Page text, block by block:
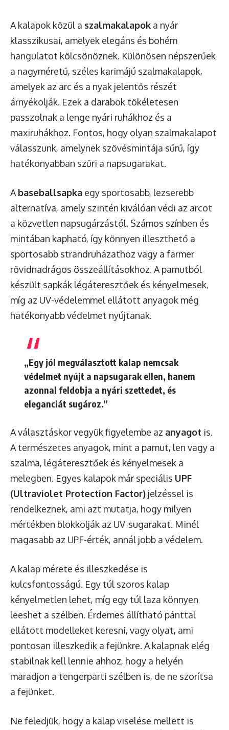
A kalapok közül a szalmakalapok a nyár
klasszikusai, amelyek elegáns és bohém
hangulatot kölcsönöznek. Különösen népszerűek
a nagyméretű, széles karimájú szalmakalapok,
amelyek az arc és a nyak jelentős részét
árnyékolják. Ezek a darabok tökéletesen
passzolnak a lenge nyári ruhákhoz és a
maxiruhákhoz. Fontos, hogy olyan szalmakalapot
válasszunk, amelynek szövésmintája sűrű, így
hatékonyabban szűri a napsugarakat.
Abaseballsapka egy sportosabb, lezserebb
alternatíva, amely szintén kiválóan védi az arcot
a közvetlen napsugárzástól. Számos színben és
mintában kapható, így könnyen illeszthető a
sportosabb strandruházathoz vagy a farmer
rövidnadrágos összeállításokhoz. A pamutból
készült sapkák légáteresztőek és kényelmesek,
míg az UV-védelemmel ellátott anyagok még
hatékonyabb védelmet nyújtanak.
„Egy jól megválasztott kalap nemcsak
védelmet nyújt a napsugarak ellen, hanem
azonnal feldobja a nyári szettedet, és
eleganciát sugároz.”
A választáskor vegyük figyelembe az anyagot is.
A természetes anyagok, mint a pamut, len vagy a
szalma, légáteresztőek és kényelmesek a
melegben. Egyes kalapok már speciális UPF
(Ultraviolet Protection Factor) jelzéssel is
rendelkeznek, ami azt mutatja, hogy milyen
mértékben blokkolják az UV-sugarakat. Minél
magasabb az UPF-érték, annál jobb a védelem.
A kalap mérete és illeszkedése is
kulcsfontosságú. Egy túl szoros kalap
kényelmetlen lehet, míg egy túl laza könnyen
leeshet a szélben. Érdemes állítható pánttal
ellátott modelleket keresni, vagy olyat, ami
pontosan illeszkedik a fejünkre. A kalapnak elég
stabilnak kell lennie ahhoz, hogy a helyén
maradjon a tengerparti szélben is, de ne szorítsa
a fejünket.
Ne feledjük, hogy a kalap viselése mellett is